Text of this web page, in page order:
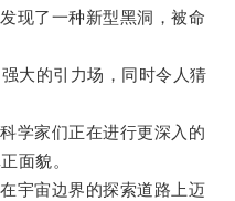
了一种新型黑洞，被命
的引力场，同时令人猜
家们正在进行更深入的
面貌。
宙边界的探索道路上迈